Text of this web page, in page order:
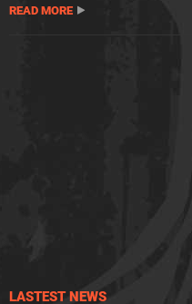
READ MORE
LASTEST NEWS